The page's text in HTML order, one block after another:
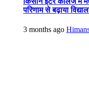
परिणाम से बढ़ाया
3 months ago